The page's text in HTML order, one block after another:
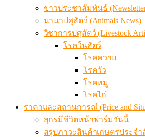
ข่าวประชาสัมพันธ์
นานาปศุสัตว์ (Animals News)
วิชาการปศุสัตว์ (Livestock
โรคในสัตว์
โรคควาย
โรควัว
โรคหมู
โรคไก่
ราคาและสถานการณ์ (Price and
สุกรมีชีวิตหน้าฟาร์มวันนี้
สรุปภาวะสินค้าเกษตรประจำ